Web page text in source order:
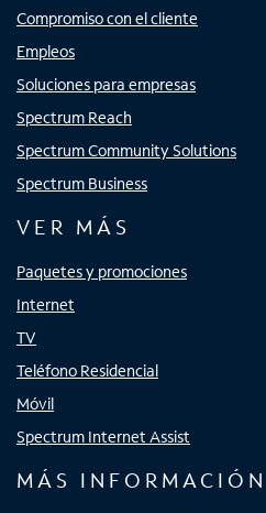
Compromiso con el cliente
Empleos
Soluciones para empresas
Spectrum Reach
Spectrum Community Solutions
Spectrum Business
VER MÁS
Paquetes y promociones
Internet
TV
Teléfono Residencial
Móvil
Spectrum Internet Assist
MÁS INFORMACIÓN